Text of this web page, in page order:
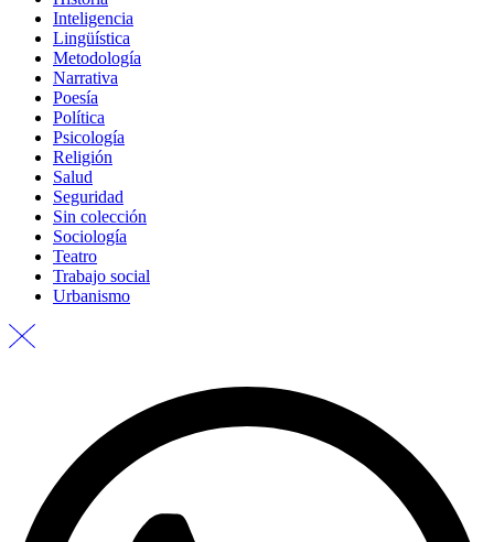
Inteligencia
Lingüística
Metodología
Narrativa
Poesía
Política
Psicología
Religión
Salud
Seguridad
Sin colección
Sociología
Teatro
Trabajo social
Urbanismo